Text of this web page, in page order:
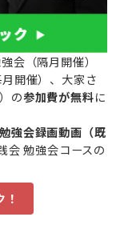
会（隔月開催）
開催）、大家さ
の参加費が無料に
勉強会録画動画（既
会 勉強会コースの